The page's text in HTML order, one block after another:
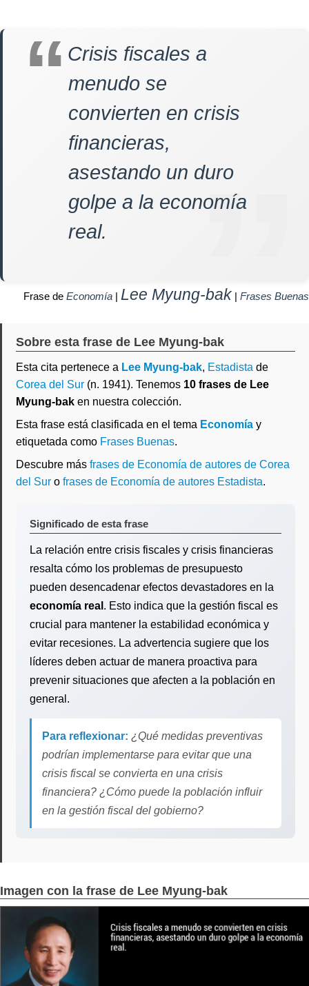
Crisis fiscales a
menudo se
convierten en crisis
financieras,
asestando un duro
golpe a la economía
real.
Frase de Economía | Lee Myung-bak | Frases Buenas
Sobre esta frase de Lee Myung-bak
Esta cita pertenece a Lee Myung-bak, Estadista de
Corea del Sur (n. 1941). Tenemos 10 frases de Lee
Myung-bak en nuestra colección.
Esta frase está clasificada en el tema Economía y
etiquetada como Frases Buenas.
Descubre más frases de Economía de autores de Corea
del Sur o frases de Economía de autores Estadista.
Significado de esta frase
La relación entre crisis fiscales y crisis financieras
resalta cómo los problemas de presupuesto
pueden desencadenar efectos devastadores en la
economía real . Esto indica que la gestión fiscal es
crucial para mantener la estabilidad económica y
evitar recesiones. La advertencia sugiere que los
líderes deben actuar de manera proactiva para
prevenir situaciones que afecten a la población en
general.
Para reflexionar: ¿Qué medidas preventivas
podrían implementarse para evitar que una
crisis fiscal se convierta en una crisis
financiera? ¿Cómo puede la población influir
en la gestión fiscal del gobierno?
Imagen con la frase de Lee Myung-bak